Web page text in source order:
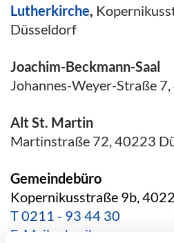
Lutherkirche,
Düsseldorf
Joachim-Beckmann-Saal
Johannes-Weyer-Straße
Alt St. Martin
Martinstraße 72, 40223
Gemeindebüro
Kopernikusstraße 9b,
T0211 - 93 44 30
E-Mail schreiben